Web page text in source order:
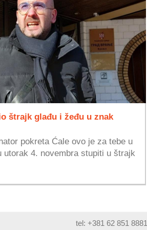
štrajk glađu i žeđu u znak
pokreta Ćale ovo je za tebe u
utorak 4. novembra stupiti u štrajk
tel: +381 62 851 8881